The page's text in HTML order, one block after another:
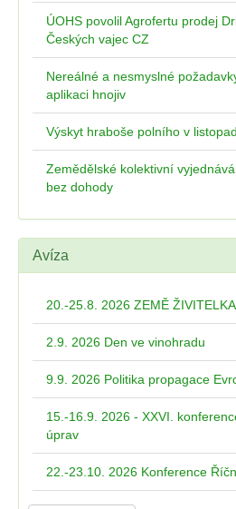
ÚOHS povolil Agrofertu prodej
Českých vajec CZ
Nereálné a nesmyslné
aplikaci hnojiv
Výskyt hraboše polního v
Zemědělské kolektivní
bez dohody
Avíza
20.-25.8. 2026 ZEMĚ ŽIVITELKA
2.9. 2026 Den ve vinohradu
9.9. 2026 Politika propagace
15.-16.9. 2026 - XXVI.
úprav
22.-23.10. 2026 Konference